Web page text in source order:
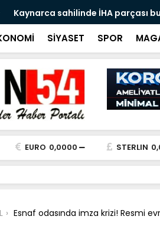
Kaynarca sahilinde İHA parçası
SİYASET SPOR
EURO 0,0000 STERLIN
Esnaf odasında imza krizi! Resmi